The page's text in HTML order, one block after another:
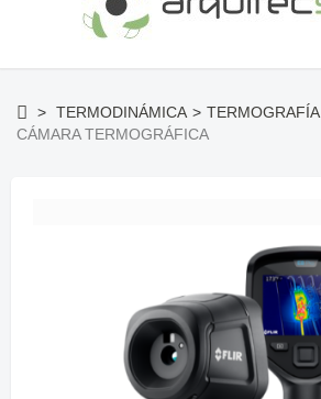
> TERMODINÁMICA > TERMOGRAFÍA
CÁMARA TERMOGRÁFICA